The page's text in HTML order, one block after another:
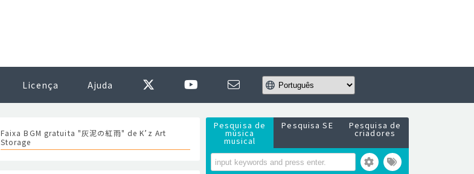
Licença Ajuda
Faixa BGM gratuita "灰泥の紅雨" de K’z Art
Storage
Pesquisa de
música
musical
Pesquisa SE Pesquisa de
criadores